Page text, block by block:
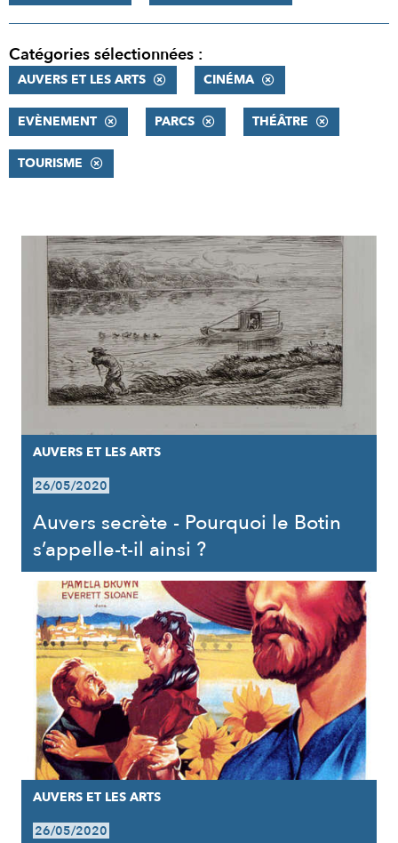
Catégories sélectionnées :
AUVERS ET LES ARTS CINÉMA
EVÈNEMENT PARCS THÉÂTRE
TOURISME
RÉSULTATS
AUVERS ET LES ARTS
26/05/2020
Auvers secrète - Pourquoi le Botin
s’appelle-t-il ainsi ?
AUVERS ET LES ARTS
26/05/2020